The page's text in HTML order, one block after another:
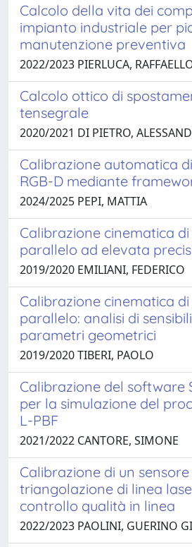
Calcolo della vita dei
impianto industriale per
manutenzione preventiva
2022/2023 PIERLUCA,
Calcolo ottico di
tensegrale
2020/2021 DI PIETRO,
Calibrazione automatica
RGB-D mediante
2024/2025 PEPI, MATTIA
Calibrazione cinematica
parallelo ad elevata
2019/2020 EMILIANI, FEDERICO
Calibrazione cinematica
parallelo: analisi di
parametri geometrici
2019/2020 TIBERI, PAOLO
Calibrazione del software
per la simulazione del
L-PBF
2021/2022 CANTORE, SIMONE
Calibrazione di un sensore
triangolazione di linea
controllo qualità in linea
2022/2023 PAOLINI, GUERINO